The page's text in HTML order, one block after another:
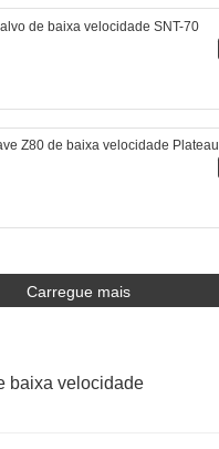
de baixa velocidade SNT-70
Z80 de baixa velocidade Plateau
Carregue mais
baixa velocidade